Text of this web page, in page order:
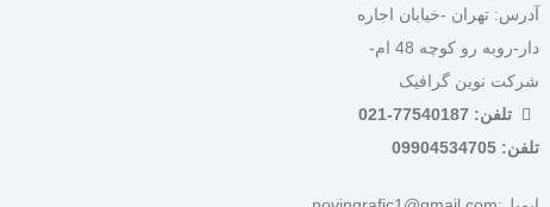
آدرس: تهران -خیابان اجاره
دار-روبه رو کوچه 48 ام-
شرکت نوین گرافیک
تلفن: 77540187-021
تلفن: 09904534705